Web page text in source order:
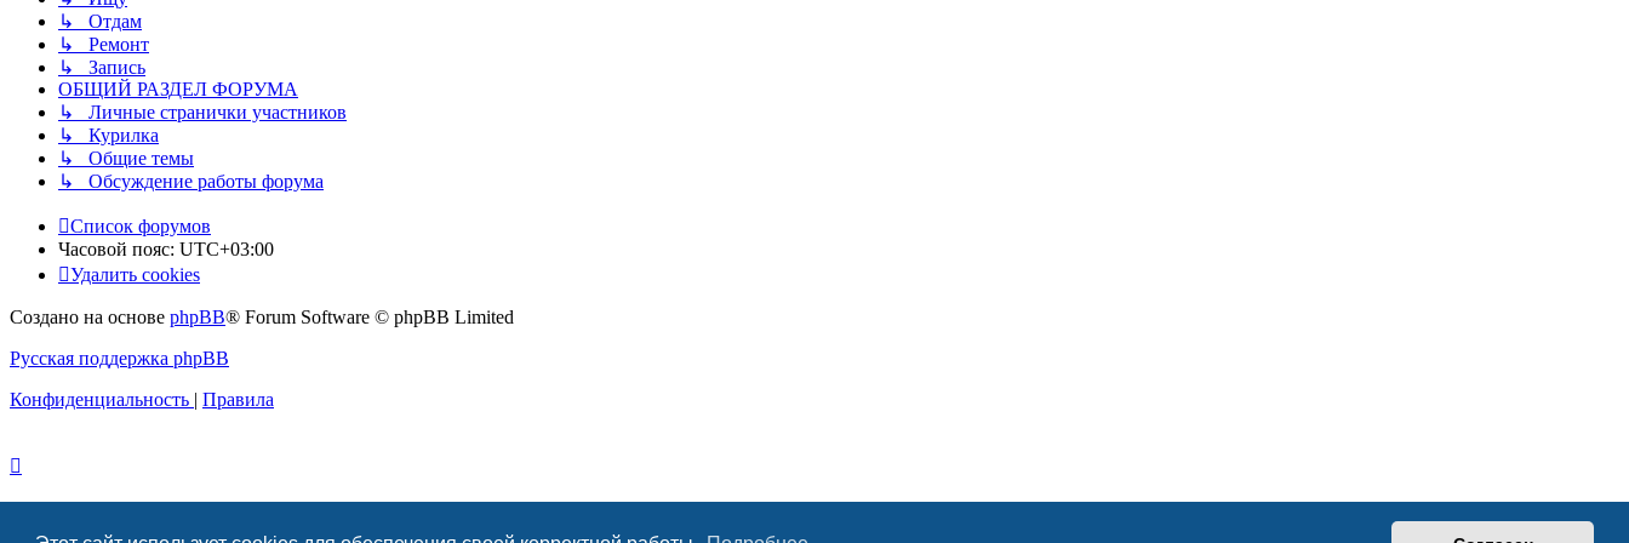
↳ Отдам
↳ Ремонт
↳ Запись
ОБЩИЙ РАЗДЕЛ ФОРУМА
↳ Личные странички участников
↳ Курилка
↳ Общие темы
↳ Обсуждение работы форума
Список форумов
Часовой пояс: UTC+03:00
Удалить cookies
Создано на основе phpBB® Forum Software © phpBB Limited
Русская поддержка phpBB
Конфиденциальность | Правила